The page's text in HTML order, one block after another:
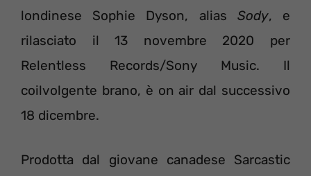
londinese Sophie Dyson, alias Sody, e
rilasciato il 13 novembre 2020 per
Relentless Records/Sony Music. Il
coilvolgente brano, è on air dal successivo
18 dicembre.
Prodotta dal giovane canadese Sarcastic